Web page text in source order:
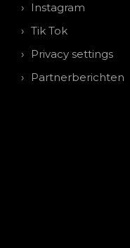
Instagram
Tik Tok
Privacy settings
Partnerberichten